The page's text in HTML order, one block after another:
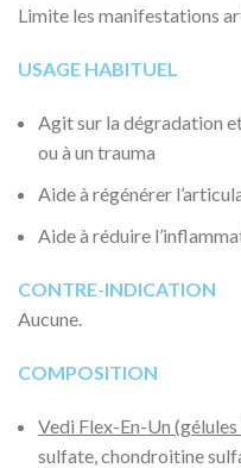
Limite les manifestations
USAGE HABITUEL
Agit sur la dégradation et
ou à un trauma
Aide à régénérer
Aide à réduire
CONTRE-INDICATION
Aucune.
COMPOSITION
Vedi Flex-En-Un
sulfate, chondroitine